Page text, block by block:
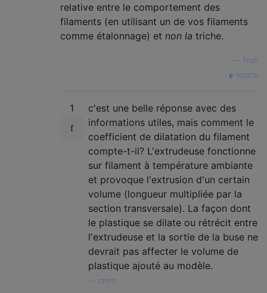
relative entre le comportement des
filaments (en utilisant un de vos filaments
comme étalonnage) et non la triche.
Trish
source
1
c'est une belle réponse avec des
informations utiles, mais comment le
coefficient de dilatation du filament
compte-t-il? L'extrudeuse fonctionne
sur filament à température ambiante
et provoque l'extrusion d'un certain
volume (longueur multipliée par la
section transversale). La façon dont
le plastique se dilate ou rétrécit entre
l'extrudeuse et la sortie de la buse ne
devrait pas affecter le volume de
plastique ajouté au modèle.
cmm